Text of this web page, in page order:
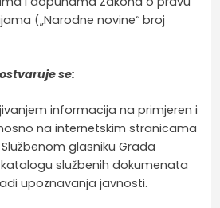
(„Narodne novine“ broj
ostvaruje se:
informacija na primjeren i
na internetskim stranicama
glasniku Grada
službenih dokumenata
upoznavanja javnosti.